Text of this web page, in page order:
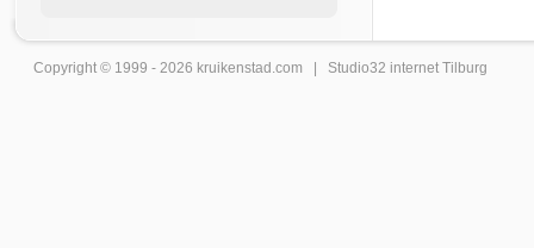
Copyright © 1999 - 2026 kruikenstad .com | Studio32 internet Tilburg